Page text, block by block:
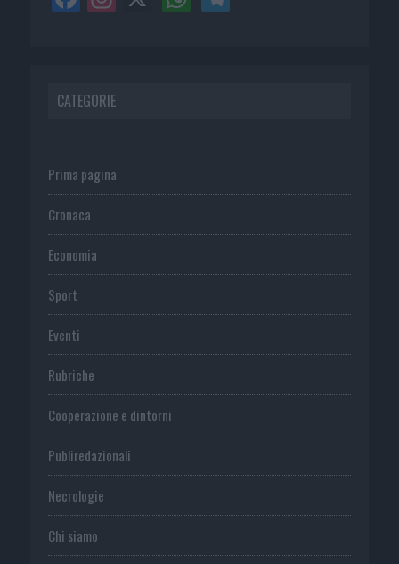
CATEGORIE
Prima pagina
Cronaca
Economia
Sport
Eventi
Rubriche
Cooperazione e dintorni
Publiredazionali
Necrologie
Chi siamo